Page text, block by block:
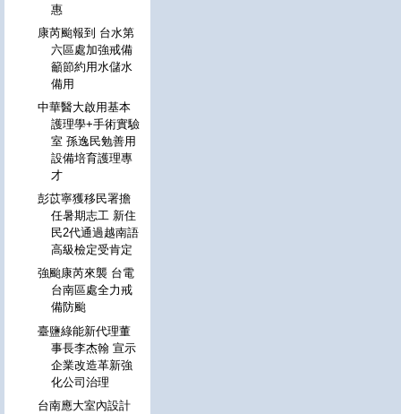
惠
康芮颱報到 台水第
六區處加強戒備
籲節約用水儲水
備用
中華醫大啟用基本
護理學+手術實驗
室 孫逸民勉善用
設備培育護理專
才
彭苡寧獲移民署擔
任暑期志工 新住
民2代通過越南語
高級檢定受肯定
強颱康芮來襲 台電
台南區處全力戒
備防颱
臺鹽綠能新代理董
事長李杰翰 宣示
企業改造革新強
化公司治理
台南應大室內設計